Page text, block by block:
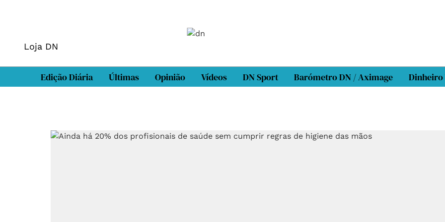
Loja DN
Edição Diária Últimas Opinião Vídeos DN Sport Barómetro DN / Aximage Dinheiro